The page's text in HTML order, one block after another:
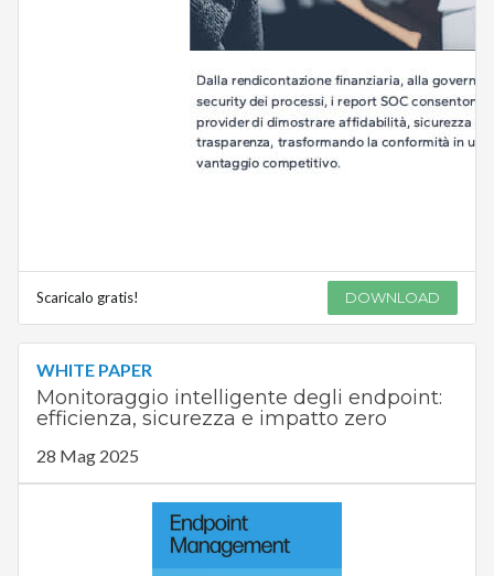
Scaricalo gratis! DOWNLOAD
WHITE PAPER
Monitoraggio intelligente degli endpoint:
efficienza, sicurezza e impatto zero
28 Mag 2025